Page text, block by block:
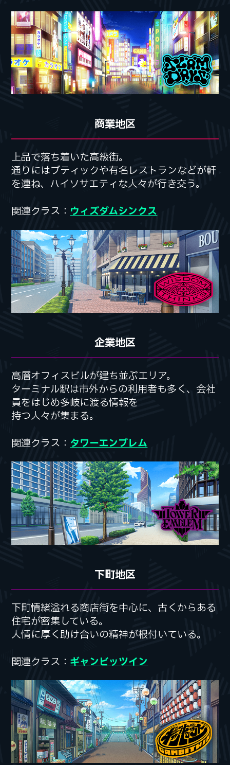
商業地区
上品で落ち着いた高級街。
通りにはブティックや有名レストランなどが軒
を連ね、ハイソサエティな人々が行き交う。
関連クラス：ウィズダムシンクス
上品で落ち着いた高級街。
通りにはブティックや有名レストランなどが軒
を連ね、ハイソサエティな人々が行き交う。
関連クラス：ウィズダムシンクス
企業地区
高層オフィスビルが建ち並ぶエリア。
ターミナル駅は市外からの利用者も多く、 会社
員をはじめ多岐に渡る情報を
持つ人々が集まる。
関連クラス：タワーエンブレム
高層オフィスビルが建ち並ぶエリア。
ターミナル駅は市外からの利用者も多く、 会社
員をはじめ多岐に渡る情報を
持つ人々が集まる。
関連クラス：タワーエンブレム
下町地区
下町情緒溢れる商店街を中心に、 古くからある
住宅が密集している。
人情に厚く助け合いの精神が根付いている。
関連クラス：ギャンビッツイン
下町情緒溢れる商店街を中心に、 古くからある
住宅が密集している。
人情に厚く助け合いの精神が根付いている。
関連クラス：ギャンビッツイン